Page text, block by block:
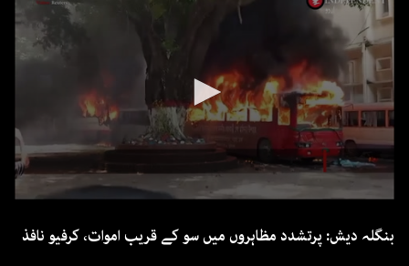
ofبنگلہ دیش: پرتشدد مظاہروں میں سو کے قریب اموات، کرفیو نافذ